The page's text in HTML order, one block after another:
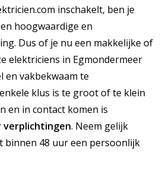
inschakelt, ben je
hoogwaardige en
Dus of je nu een makkelijke of
elektriciens in Egmondermeer
en vakbekwaam te
klus is te groot of te klein
en in contact komen is
verplichtingen. Neem gelijk
binnen 48 uur een persoonlijk